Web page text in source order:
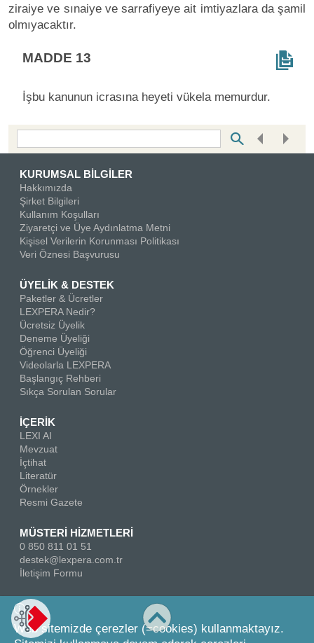
ziraiye ve sınaiye ve sarrafiyeye ait imtiyazlara da şamil
olmıyacaktır.
MADDE 13
İşbu kanunun icrasına heyeti vükela memurdur.
KURUMSAL BİLGİLER
Hakkımızda
Şirket Bilgileri
Kullanım Koşulları
Ziyaretçi ve Üye Aydınlatma Metni
Kişisel Verilerin Korunması Politikası
Veri Öznesi Başvurusu
ÜYELİK & DESTEK
Paketler & Ücretler
LEXPERA Nedir?
Ücretsiz Üyelik
Deneme Üyeliği
Öğrenci Üyeliği
Videolarla LEXPERA
Başlangıç Rehberi
Sıkça Sorulan Sorular
İÇERİK
LEXI AI
Mevzuat
İçtihat
Literatür
Örnekler
Resmi Gazete
MÜSTERİ HİZMETLERİ
0 850 811 01 51
destek@lexpera.com.tr
İletişim Formu
Bizi Takip Edin
Web sitemizde çerezler (=cookies) kullanmaktayız.